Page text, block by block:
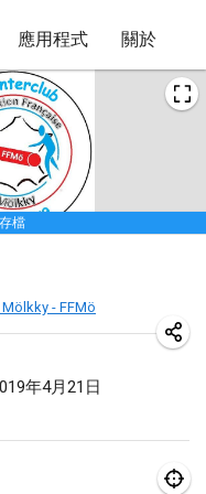
應用程式 關於
存檔
- FFMö
年4月21日
Mölkky
克共和國
法國